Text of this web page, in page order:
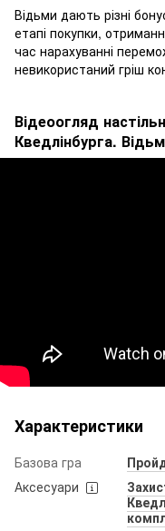
Відьми дають різні
етапі покупки,
час нарахуванні
невикористаний гріш
Відеоогляд
Кведлінбурга.
Характеристики
Базова гра
Аксесуари